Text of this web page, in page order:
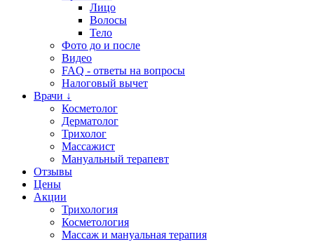
Лицо
Волосы
Тело
Фото до и после
Видео
FAQ - ответы на вопросы
Налоговый вычет
Врачи ↓
Косметолог
Дерматолог
Трихолог
Массажист
Мануальный терапевт
Отзывы
Цены
Акции
Трихология
Косметология
Массаж и мануальная терапия